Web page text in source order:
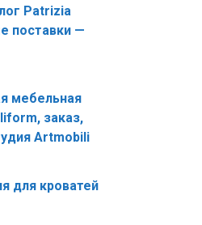
Patrizia
поставки —
мебельная
заказ,
Artmobili
для кроватей